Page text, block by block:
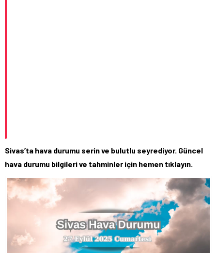
Sivas’ta hava durumu serin ve bulutlu seyrediyor. Güncel
hava durumu bilgileri ve tahminler için hemen tıklayın.